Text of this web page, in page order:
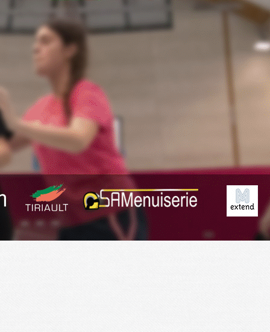
Exporter les lignes sélectionnées
Exporter toutes les colonnes
Exporter uniquement les colonnes affichées
Planning
Derniers Résultats
Résumé des matchs
?>
Images de la page d'accueil
Cliquez pour éditer